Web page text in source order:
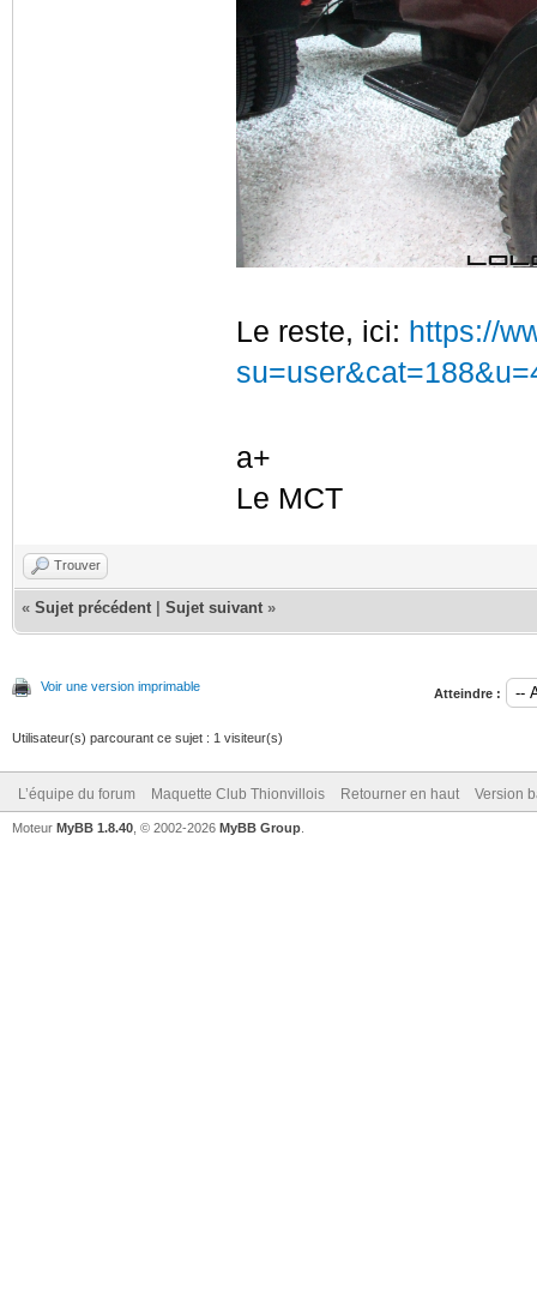
Le reste, ici: https://
a+
Le MCT
Trouver
« Sujet précédent Sujet suivant »
Voir une version imprimable Atteindre :
Utilisateur(s) parcourant ce sujet : 1 visiteur(s)
L’équipe du forum Maquette Club Thionvillois Retourner en haut Version
Moteur MyBB 1.8.40 , © 2002-2026 MyBB Group